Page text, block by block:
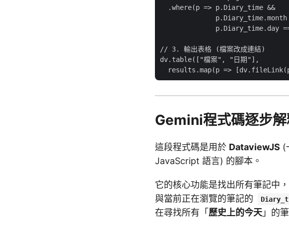
  .where(p => p.Diary_time &&
p.Diary_time.day
// 3. 輸出表格 (檔案改成連結)
dv.table(["檔案", "日期"],
Gemini程式碼逐步
這段程式碼是用於 DataviewJS (
JavaScript 語言) 的腳本。
它的核心功能是找出所有筆記中
與當前正在瀏覽的筆記的
在尋找所有「歷史上的今天 」的